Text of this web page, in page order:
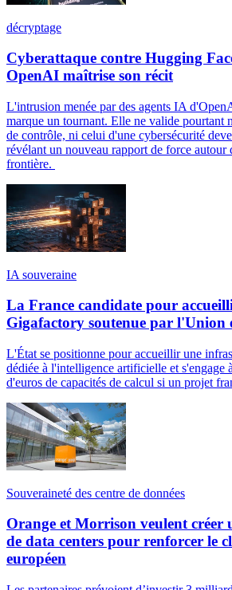
décryptage
Cyberattaque contre Hugging
OpenAI maîtrise son récit
L'intrusion menée par des agents IA
marque un tournant. Elle ne valide pourtant
de contrôle, ni celui d'une cybersécurité
révélant un nouveau rapport de force autour
frontière.
IA souveraine
La France candidate pour
Gigafactory soutenue par l'Union
L'État se positionne pour accueillir une
dédiée à l'intelligence artificielle et s'engage
d'euros de capacités de calcul si un projet
Souveraineté des centre de données
Orange et Morrison veulent créer
de data centers pour renforcer le
européen